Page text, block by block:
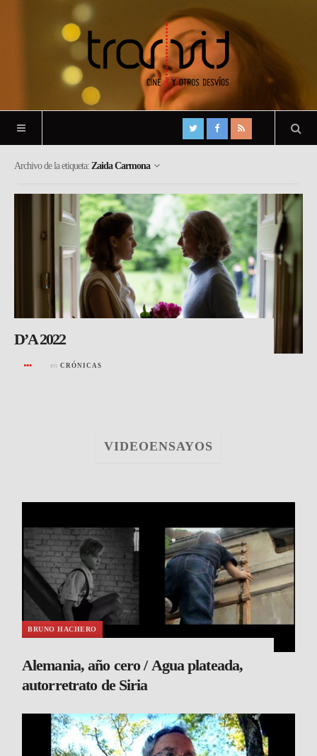
Archivo de la etiqueta: Zaida Carmona
D’A 2022
en CRÓNICAS
VIDEOENSAYOS
BRUNO HACHERO
Alemania, año cero / Agua plateada,
autorretrato de Siria